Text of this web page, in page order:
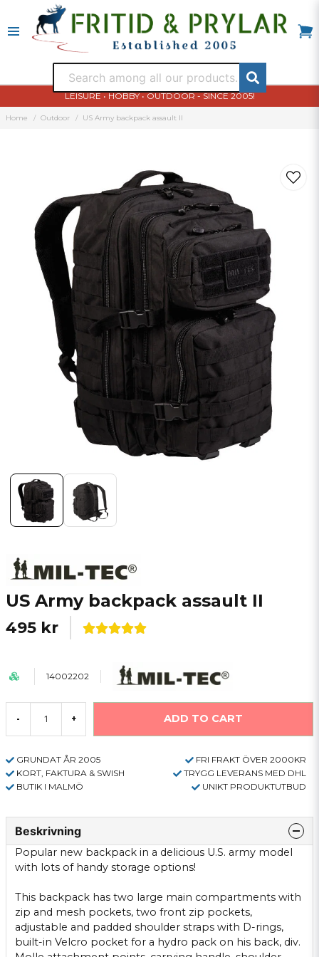
LEISURE • HOBBY • OUTDOOR - SINCE 2005!
Home Outdoor US Army backpack assault II
US Army backpack assault II
495 kr
14002202
- + ADD TO CART
GRUNDAT ÅR 2005
FRI FRAKT ÖVER 2000KR
KORT, FAKTURA & SWISH
TRYGG LEVERANS MED DHL
BUTIK I MALMÖ
UNIKT PRODUKTUTBUD
Beskrivning
Popular new backpack in a delicious U.S. army model
with lots of handy storage options!
This backpack has two large main compartments with
zip and mesh pockets, two front zip pockets,
adjustable and padded shoulder straps with D-rings,
built-in Velcro pocket for a hydro pack on his back, div.